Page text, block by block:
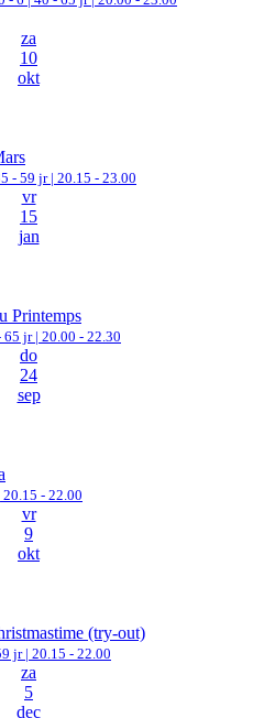
za
10
okt
- 59 jr | 20.15 - 23.00
vr
15
jan
Printemps
65 jr | 20.00 - 22.30
do
24
sep
20.15 - 22.00
vr
9
okt
(try-out)
jr | 20.15 - 22.00
za
5
dec